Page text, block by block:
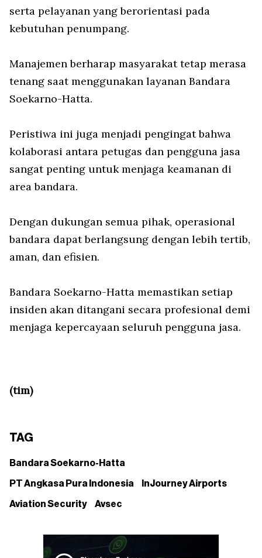
serta pelayanan yang berorientasi pada
kebutuhan penumpang.
Manajemen berharap masyarakat tetap merasa
tenang saat menggunakan layanan Bandara
Soekarno-Hatta.
Peristiwa ini juga menjadi pengingat bahwa
kolaborasi antara petugas dan pengguna jasa
sangat penting untuk menjaga keamanan di
area bandara.
Dengan dukungan semua pihak, operasional
bandara dapat berlangsung dengan lebih tertib,
aman, dan efisien.
Bandara Soekarno-Hatta memastikan setiap
insiden akan ditangani secara profesional demi
menjaga kepercayaan seluruh pengguna jasa.
(tim)
TAG
Bandara Soekarno-Hatta
PT Angkasa Pura Indonesia InJourney Airports
Aviation Security Avsec